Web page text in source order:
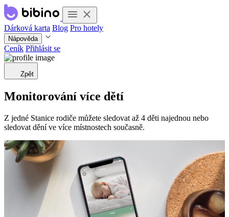
Dárková karta Blog Pro hotely
Nápověda
Ceník Přihlásit se
Zpět
Monitorování více dětí
Z jedné Stanice rodiče můžete sledovat až 4 děti najednou nebo
sledovat dění ve více místnostech současně.